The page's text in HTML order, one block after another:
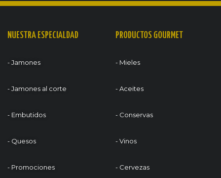
NUESTRA ESPECIALDAD
- Jamones
- Jamones al corte
- Embutidos
- Quesos
- Promociones
PRODUCTOS GOURMET
- Mieles
- Aceites
- Conservas
- Vinos
- Cervezas